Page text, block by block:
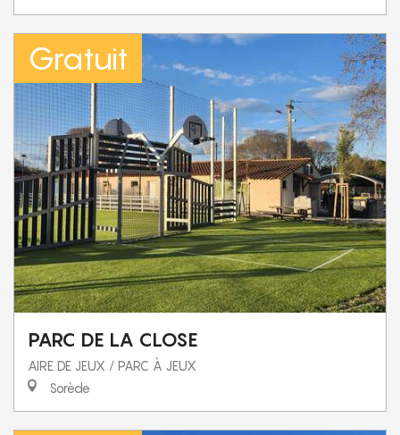
Gratuit
PARC DE LA CLOSE
AIRE DE JEUX / PARC À JEUX
Sorède